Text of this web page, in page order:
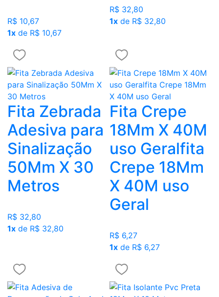
R$ 10,67
1x de R$ 10,67
R$ 32,80
1x de R$ 32,80
Fita Zebrada
Adesiva para
Sinalização
50Mm X 30
Metros
R$ 32,80
1x de R$ 32,80
Fita Crepe
18Mm X 40M
uso Geralfita
Crepe 18Mm
X 40M uso
Geral
R$ 6,27
1x de R$ 6,27